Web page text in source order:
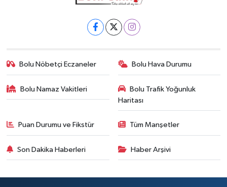
Bolu Nöbetçi Eczaneler Bolu Hava Durumu
Bolu Namaz Vakitleri
Bolu Trafik Yoğunluk
Haritası
Puan Durumu ve Fikstür Tüm Manşetler
Son Dakika Haberleri Haber Arşivi